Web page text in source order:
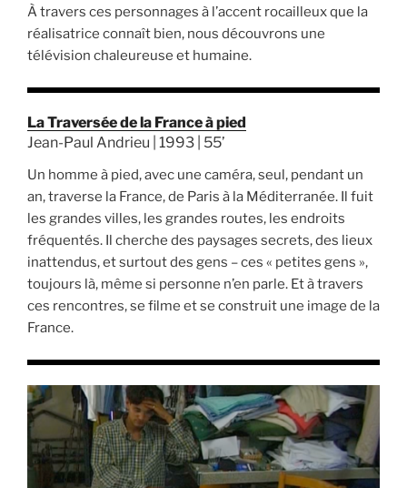
À travers ces personnages à l’accent rocailleux que la
réalisatrice connaît bien, nous découvrons une
télévision chaleureuse et humaine.
La Traversée de la France à pied
Jean-Paul Andrieu | 1993 | 55’
Un homme à pied, avec une caméra, seul, pendant un
an, traverse la France, de Paris à la Méditerranée. Il fuit
les grandes villes, les grandes routes, les endroits
fréquentés. Il cherche des paysages secrets, des lieux
inattendus, et surtout des gens – ces « petites gens »,
toujours là, même si personne n’en parle. Et à travers
ces rencontres, se filme et se construit une image de la
France.